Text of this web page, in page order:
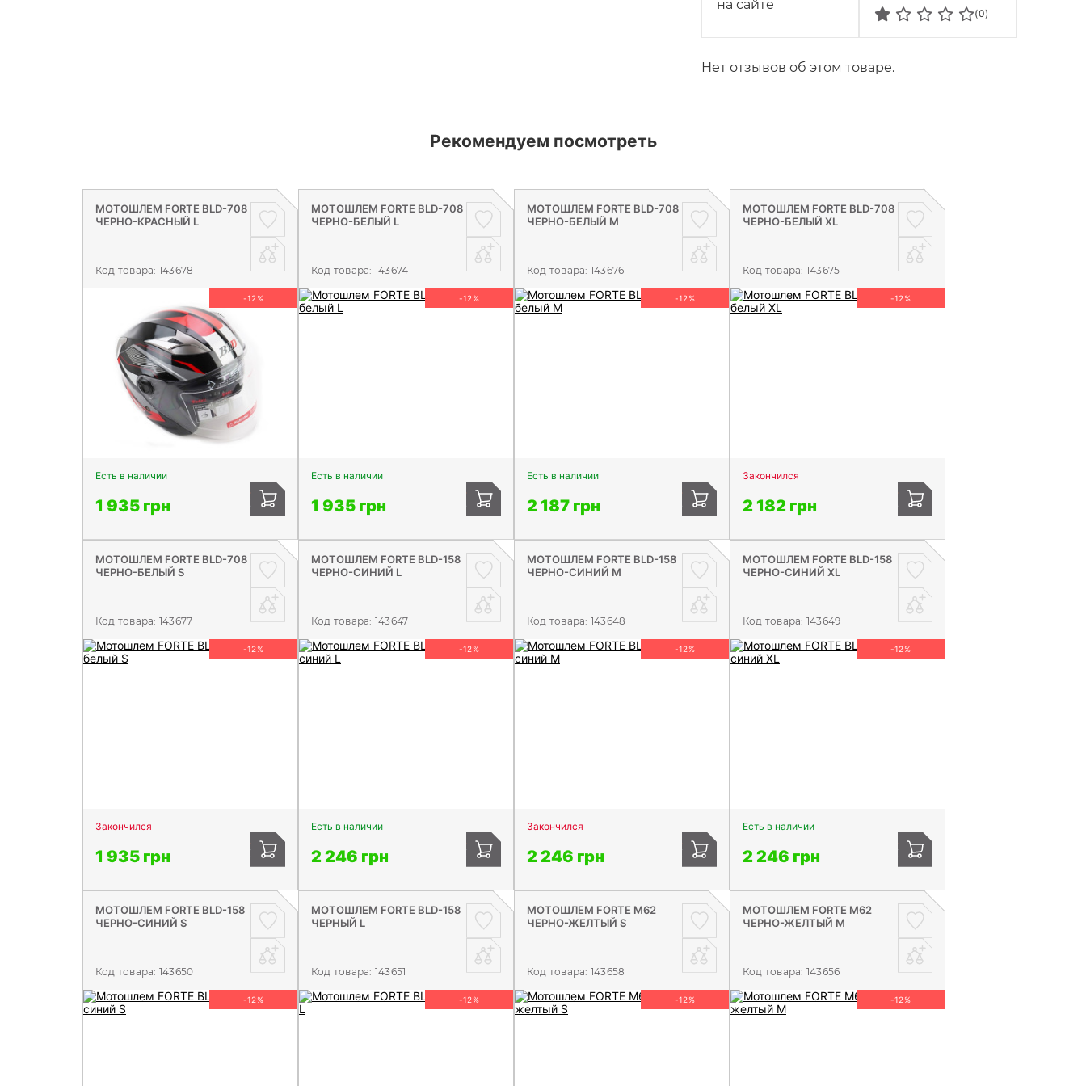
на сайте
(0)
Нет отзывов об этом товаре.
Рекомендуем посмотреть
МОТОШЛЕМ FORTE BLD-708
ЧЕРНО-КРАСНЫЙ L
Код товара: 143678
-12%
Есть в наличии
1 935 грн
МОТОШЛЕМ FORTE BLD-708
ЧЕРНО-БЕЛЫЙ L
Код товара: 143674
-12%
Есть в наличии
1 935 грн
МОТОШЛЕМ FORTE BLD-708
ЧЕРНО-БЕЛЫЙ M
Код товара: 143676
-12%
Есть в наличии
2 187 грн
МОТОШЛЕМ FORTE BLD-708
ЧЕРНО-БЕЛЫЙ XL
Код товара: 143675
-12%
Закончился
2 182 грн
МОТОШЛЕМ FORTE BLD-708
ЧЕРНО-БЕЛЫЙ S
Код товара: 143677
-12%
Закончился
1 935 грн
МОТОШЛЕМ FORTE BLD-158
ЧЕРНО-СИНИЙ L
Код товара: 143647
-12%
Есть в наличии
2 246 грн
МОТОШЛЕМ FORTE BLD-158
ЧЕРНО-СИНИЙ M
Код товара: 143648
-12%
Закончился
2 246 грн
МОТОШЛЕМ FORTE BLD-158
ЧЕРНО-СИНИЙ XL
Код товара: 143649
-12%
Есть в наличии
2 246 грн
МОТОШЛЕМ FORTE BLD-158
ЧЕРНО-СИНИЙ S
Код товара: 143650
-12%
МОТОШЛЕМ FORTE BLD-158
ЧЕРНЫЙ L
Код товара: 143651
-12%
МОТОШЛЕМ FORTE М62
ЧЕРНО-ЖЕЛТЫЙ S
Код товара: 143658
-12%
МОТОШЛЕМ FORTE М62
ЧЕРНО-ЖЕЛТЫЙ М
Код товара: 143656
-12%